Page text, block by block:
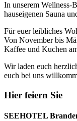
In unserem Wellness-
hauseigenen Sauna
Für euer leibliches
Von November bis
Kaffee und Kuchen
Wir laden euch
euch bei uns
Hier feiern Sie
SEEHOTEL